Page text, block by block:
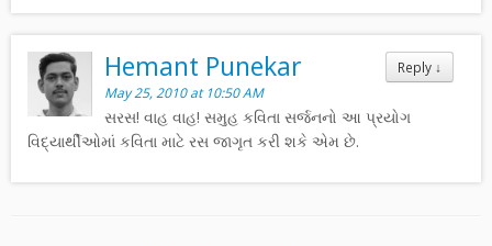
Reply ↓
Hemant Punekar
May 25, 2010 at 10:50 AM
સરસ! વાહ વાહ! સમુહ કવિતા સર્જનનો આ પ્રયોગ
વિદ્યાર્થીઓમાં કવિતા માટે રસ જાગૃત કરી શકે એમ છે.